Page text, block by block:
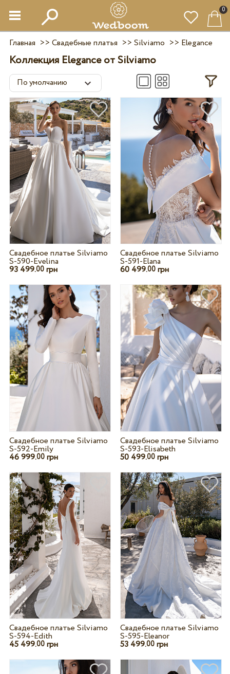
0
Главная >> Свадебные платья >> Silviamo >> Elegance
Коллекция Elegance от Silviamo
Свадебное платье Silviamo
S-590-Evelina
93 499.00грн
Свадебное платье Silviamo
S-591-Elana
60 499.00 грн
Свадебное платье Silviamo
S-592-Emily
46 999.00грн
Свадебное платье Silviamo
S-593-Elisabeth
50 499.00 грн
Свадебное платье Silviamo
S-594-Edith
45 499.00грн
Свадебное платье Silviamo
S-595-Eleanor
53 499.00 грн